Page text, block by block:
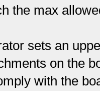
the max
sets an
on the
with the